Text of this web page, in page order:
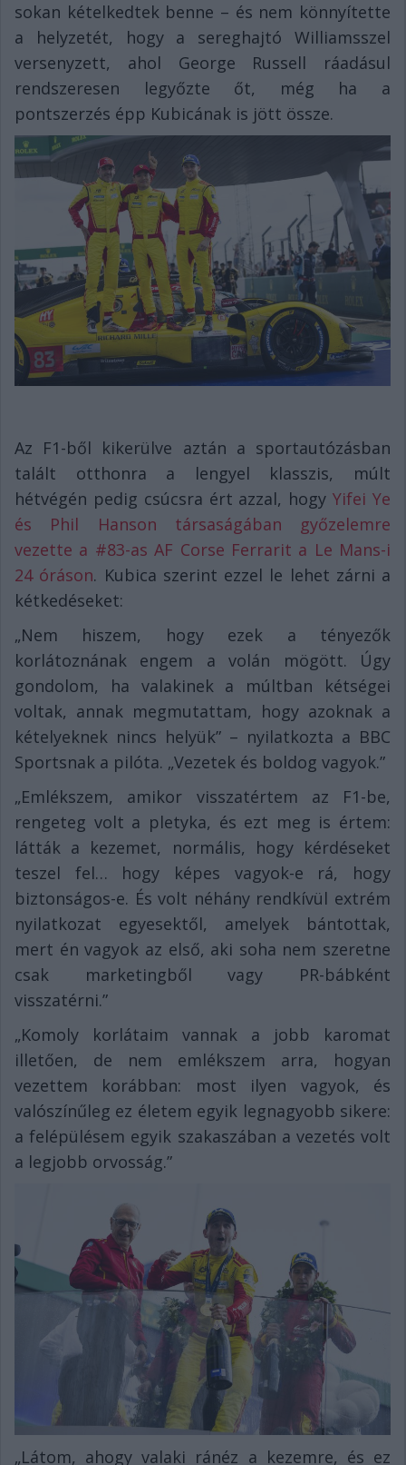
sokan kételkedtek benne – és nem könnyítette
a helyzetét, hogy a sereghajtó Williamsszel
versenyzett, ahol George Russell ráadásul
rendszeresen legyőzte őt, még ha a
pontszerzés épp Kubicának is jött össze.
Az F1-ből kikerülve aztán a sportautózásban
talált otthonra a lengyel klasszis, múlt
hétvégén pedig csúcsra ért azzal, hogyYifei Ye
és Phil Hanson társaságában győzelemre
vezette a #83-as AF Corse Ferrarit a Le Mans-i
24 óráson. Kubica szerint ezzel le lehet zárni a
kétkedéseket:
„Nem hiszem, hogy ezek a tényezők
korlátoznának engem a volán mögött. Úgy
gondolom, ha valakinek a múltban kétségei
voltak, annak megmutattam, hogy azoknak a
kételyeknek nincs helyük” – nyilatkozta a BBC
Sportsnak a pilóta. „Vezetek és boldog vagyok.”
„Emlékszem, amikor visszatértem az F1-be,
rengeteg volt a pletyka, és ezt meg is értem:
látták a kezemet, normális, hogy kérdéseket
teszel fel… hogy képes vagyok-e rá, hogy
biztonságos-e. És volt néhány rendkívül extrém
nyilatkozat egyesektől, amelyek bántottak,
mert én vagyok az első, aki soha nem szeretne
csak marketingből vagy PR-bábként
visszatérni.”
„Komoly korlátaim vannak a jobb karomat
illetően, de nem emlékszem arra, hogyan
vezettem korábban: most ilyen vagyok, és
valószínűleg ez életem egyik legnagyobb sikere:
a felépülésem egyik szakaszában a vezetés volt
a legjobb orvosság.”
„Látom, ahogy valaki ránéz a kezemre, és ez